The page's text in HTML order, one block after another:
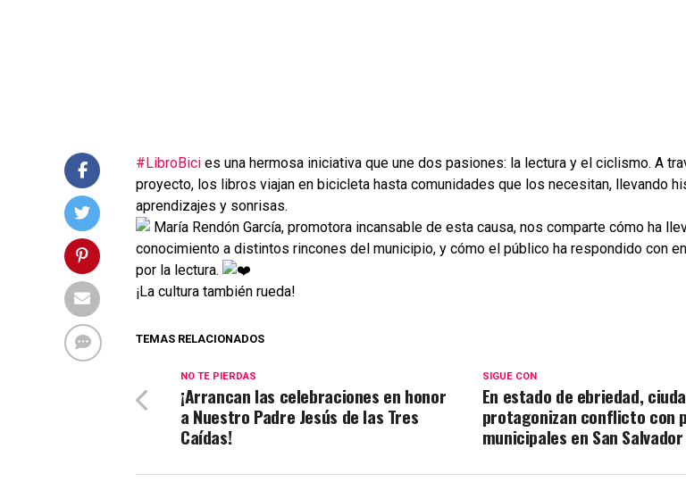
#LibroBici es una hermosa iniciativa que une dos pasiones: la lectura y el ciclismo. A
proyecto, los libros viajan en bicicleta hasta comunidades que los necesitan, llevando
aprendizajes y sonrisas.
María Rendón García, promotora incansable de esta causa, nos comparte cómo ha
conocimiento a distintos rincones del municipio, y cómo el público ha respondido con
por la lectura.
¡La cultura también rueda!
TEMAS RELACIONADOS
SIGUE CON
En estado de ebriedad,
protagonizan conflicto con
municipales en San
NO TE PIERDAS
¡Arrancan las celebraciones en honor
a Nuestro Padre Jesús de las Tres
Caídas!